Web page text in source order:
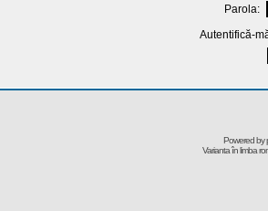
Parola:
Autentifică-
Powered by
Varianta în limba